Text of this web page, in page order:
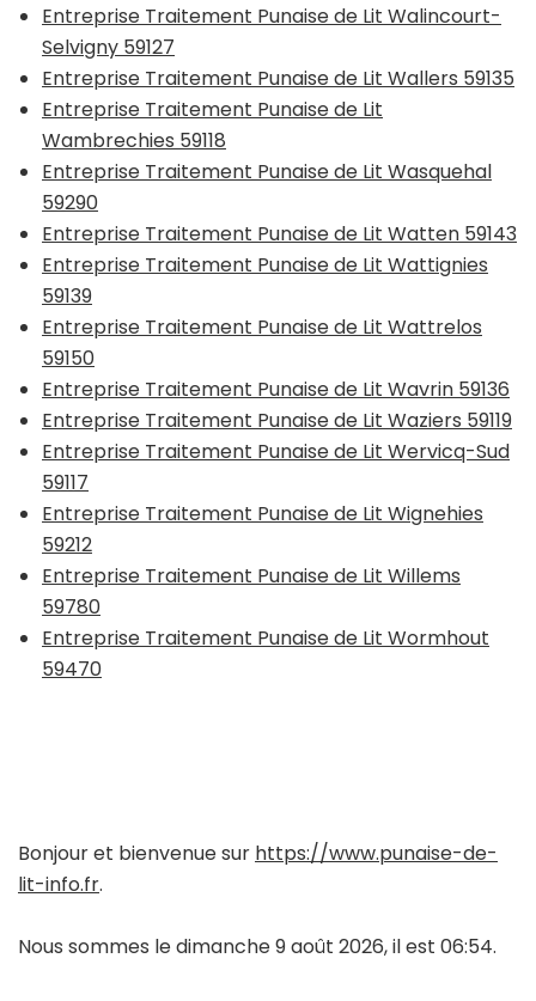
Entreprise Traitement Punaise de Lit Walincourt-
Selvigny 59127
Entreprise Traitement Punaise de Lit Wallers 59135
Entreprise Traitement Punaise de Lit
Wambrechies 59118
Entreprise Traitement Punaise de Lit Wasquehal
59290
Entreprise Traitement Punaise de Lit Watten 59143
Entreprise Traitement Punaise de Lit Wattignies
59139
Entreprise Traitement Punaise de Lit Wattrelos
59150
Entreprise Traitement Punaise de Lit Wavrin 59136
Entreprise Traitement Punaise de Lit Waziers 59119
Entreprise Traitement Punaise de Lit Wervicq-Sud
59117
Entreprise Traitement Punaise de Lit Wignehies
59212
Entreprise Traitement Punaise de Lit Willems
59780
Entreprise Traitement Punaise de Lit Wormhout
59470
Bonjour et bienvenue sur https://www.punaise-de-
lit-info.fr.
Nous sommes le dimanche 9 août 2026, il est 06:54.